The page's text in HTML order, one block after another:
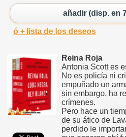
añadir (disp. en
ó + lista de los deseos
Reina Roja
Antonia Scott es
No es policía ni
empuñado un
sin embargo, ha
crímenes.
Pero hace un
de su ático de
perdido le